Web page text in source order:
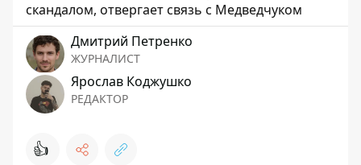
скандалом, отвергает связь с Медведчуком
Дмитрий Петренко
ЖУРНАЛИСТ
Ярослав Коджушко
РЕДАКТОР
👍